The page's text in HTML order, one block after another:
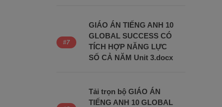
GIÁO ÁN TIẾNG ANH 10
GLOBAL SUCCESS CÓ
TÍCH HỢP NĂNG LỰC
SỐ CẢ NĂM Unit 3.docx
Tải trọn bộ GIÁO ÁN
TIẾNG ANH 10 GLOBAL